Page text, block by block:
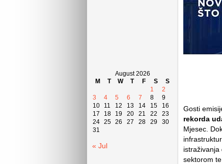
August 2026
M
T W T F S
S
1
2
3
4 5 6 7 8
9
10
11 12 13 14 15
16
17
18 19 20 21 22
23
24 25 26 27 28 29
30
31
« Jul
Gosti
rekorda
Mjesec.
istraživanja
sektorom